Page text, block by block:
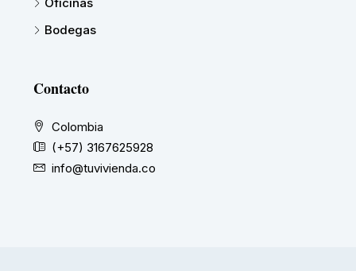
Oficinas
Bodegas
Contacto
Colombia
(+57) 3167625928
info@tuvivienda.co